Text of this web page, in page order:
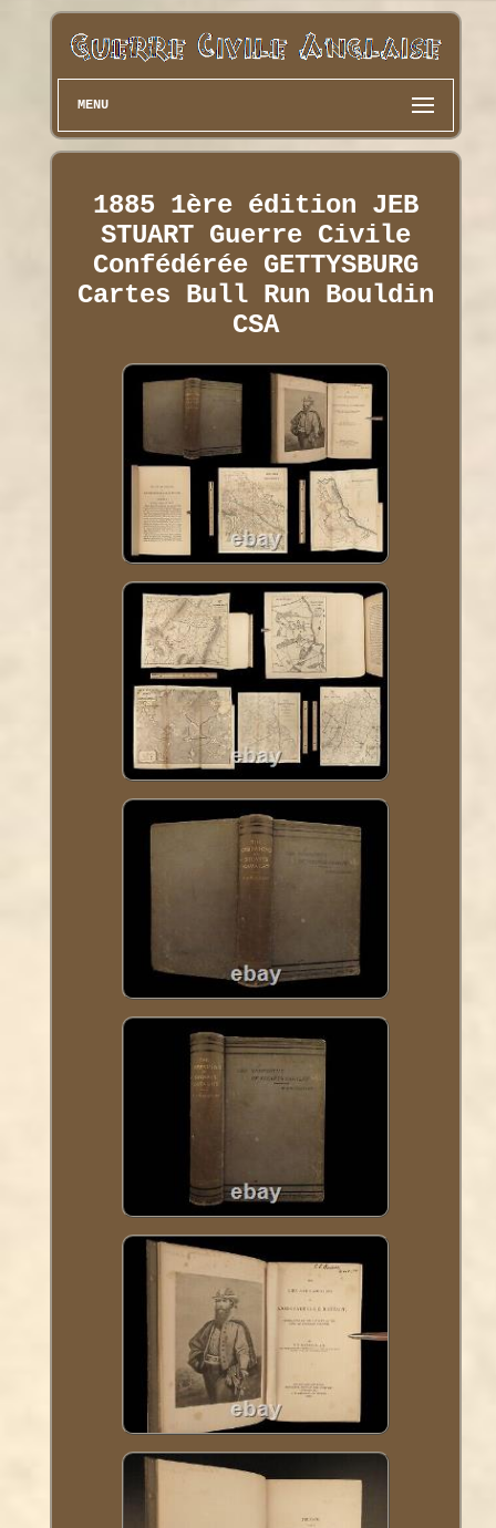
MENU
1885 1ère édition JEB
STUART Guerre Civile
Confédérée GETTYSBURG
Cartes Bull Run Bouldin
CSA